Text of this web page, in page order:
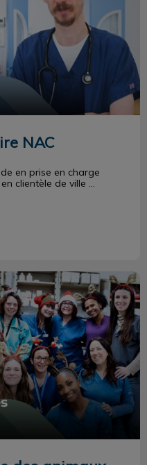
NAC
en prise en charge
clientèle de ville ...